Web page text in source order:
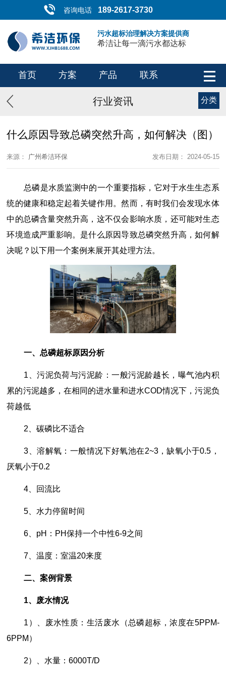
咨询电话 189-2617-3730
污水超标治理解决方案提供商
希洁让每一滴污水都达标
首页 方案 产品 联系
行业资讯 分类
什么原因导致总磷突然升高，如何解决（图）
来源： 广州希洁环保 发布日期： 2024-05-15
总磷是水质监测中的一个重要指标，它对于水生生态系
统的健康和稳定起着关键作用。然而，有时我们会发现水体
中的总磷含量突然升高，这不仅会影响水质，还可能对生态
环境造成严重影响。是什么原因导致总磷突然升高，如何解
决呢？以下用一个案例来展开其处理方法。
一、总磷超标原因分析
1、污泥负荷与污泥龄：一般污泥龄越长，曝气池内积
累的污泥越多，在相同的进水量和进水COD情况下，污泥负
荷越低
2、碳磷比不适合
3、溶解氧：一般情况下好氧池在2~3，缺氧小于0.5，
厌氧小于0.2
4、回流比
5、水力停留时间
6、pH：PH保持一个中性6-9之间
7、温度：室温20来度
二、案例背景
1、废水情况
1）、废水性质：生活废水（总磷超标，浓度在5PPM-
6PPM）
2）、水量：6000T/D